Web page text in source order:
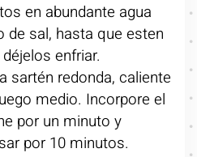
en abundante agua
de sal, hasta que esten
enfriar.
sartén redonda, caliente
medio. Incorpore el
por un minuto y
por 10 minutos.